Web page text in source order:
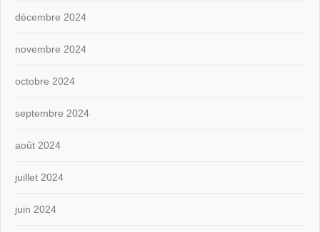
décembre 2024
novembre 2024
octobre 2024
septembre 2024
août 2024
juillet 2024
juin 2024